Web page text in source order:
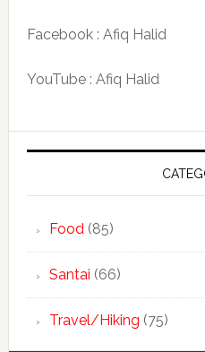
Facebook : Afiq Halid
YouTube : Afiq Halid
Food(85)
Santai (66)
Travel/Hiking (75)